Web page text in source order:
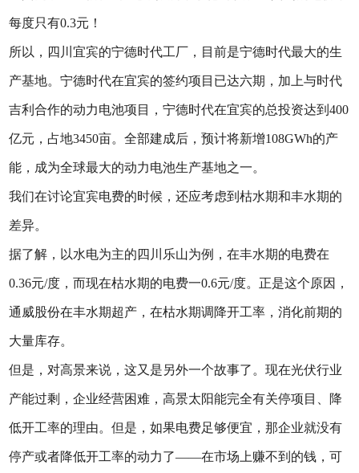
每度只有0.3元！
所以，四川宜宾的宁德时代工厂，目前是宁德时代最大的生
产基地。宁德时代在宜宾的签约项目已达六期，加上与时代
吉利合作的动力电池项目，宁德时代在宜宾的总投资达到400
亿元，占地3450亩。全部建成后，预计将新增108GWh的产
能，成为全球最大的动力电池生产基地之一。
我们在讨论宜宾电费的时候，还应考虑到枯水期和丰水期的
差异。
据了解，以水电为主的四川乐山为例，在丰水期的电费在
0.36元/度，而现在枯水期的电费一0.6元/度。正是这个原因，
通威股份在丰水期超产，在枯水期调降开工率，消化前期的
大量库存。
但是，对高景来说，这又是另外一个故事了。现在光伏行业
产能过剩，企业经营困难，高景太阳能完全有关停项目、降
低开工率的理由。但是，如果电费足够便宜，那企业就没有
停产或者降低开工率的动力了——在市场上赚不到的钱，可